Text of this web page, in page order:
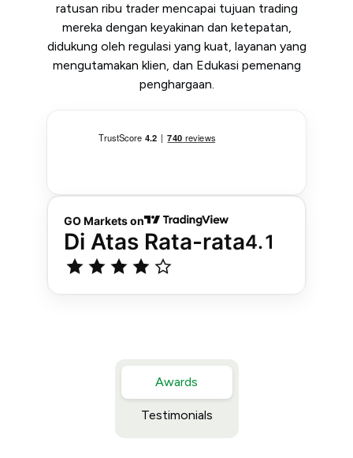
ratusan ribu trader mencapai tujuan trading
mereka dengan keyakinan dan ketepatan,
didukung oleh regulasi yang kuat, layanan yang
mengutamakan klien, dan Edukasi pemenang
penghargaan.
Awards
Testimonials